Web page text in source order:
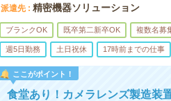
派遣先 精密機器ソリューション
ブランクOK 既卒第二新卒OK 複数名募
週5日勤務 土日祝休 17時前までの仕事
ここがポイント！
食堂あり！カメラレンズ製造装